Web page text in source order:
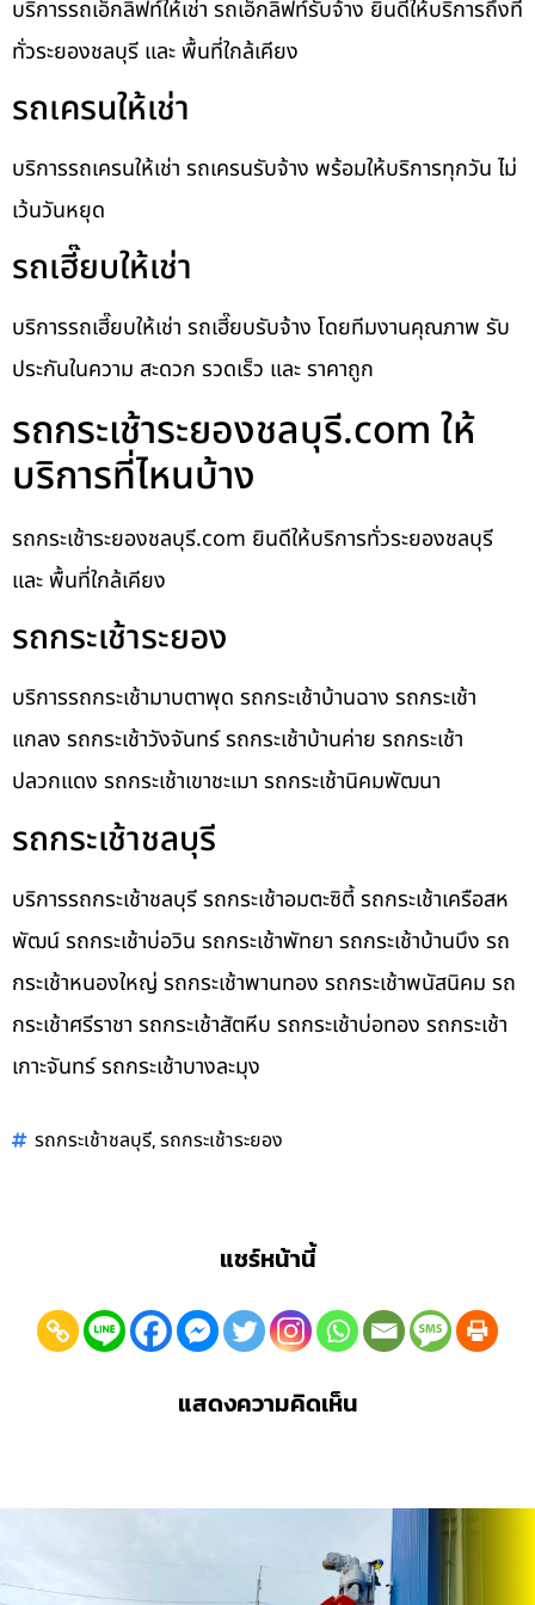
บริการรถเอ็กลิฟท์ให้เช่า รถเอ็กลิฟท์รับจ้าง ยินดีให้บริการถึงที่
ทั่วระยองชลบุรี และ พื้นที่ใกล้เคียง
รถเครนให้เช่า
บริการรถเครนให้เช่า รถเครนรับจ้าง พร้อมให้บริการทุกวัน ไม่
เว้นวันหยุด
รถเฮี๊ยบให้เช่า
บริการรถเฮี๊ยบให้เช่า รถเฮี๊ยบรับจ้าง โดยทีมงานคุณภาพ รับ
ประกันในความ สะดวก รวดเร็ว และ ราคาถูก
รถกระเช้าระยองชลบุรี.com ให้
บริการที่ไหนบ้าง
รถกระเช้าระยองชลบุรี.com ยินดีให้บริการทั่วระยองชลบุรี
และ พื้นที่ใกล้เคียง
รถกระเช้าระยอง
บริการรถกระเช้ามาบตาพุด รถกระเช้าบ้านฉาง รถกระเช้า
แกลง รถกระเช้าวังจันทร์ รถกระเช้าบ้านค่าย รถกระเช้า
ปลวกแดง รถกระเช้าเขาชะเมา รถกระเช้านิคมพัฒนา
รถกระเช้าชลบุรี
บริการรถกระเช้าชลบุรี รถกระเช้าอมตะซิตี้ รถกระเช้าเครือสห
พัฒน์ รถกระเช้าบ่อวิน รถกระเช้าพัทยา รถกระเช้าบ้านบึง รถ
กระเช้าหนองใหญ่ รถกระเช้าพานทอง รถกระเช้าพนัสนิคม รถ
กระเช้าศรีราชา รถกระเช้าสัตหีบ รถกระเช้าบ่อทอง รถกระเช้า
เกาะจันทร์ รถกระเช้าบางละมุง
รถกระเช้าชลบุรี,รถกระเช้าระยอง
แชร์หน้านี้
แสดงความคิดเห็น